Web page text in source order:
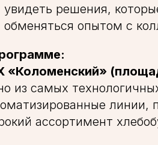
увидеть решения,
обменяться опытом с
«Коломенский»
из самых
линии,
ассортимент